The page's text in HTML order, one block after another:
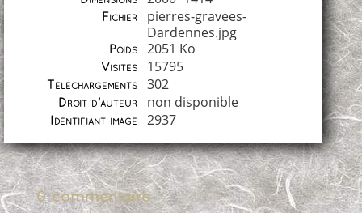
Fichier
pierres-gravees-
Dardennes.jpg
Poids 2051 Ko
Visites 15795
Téléchargements 302
Droit d'auteur non disponible
Identifiant image 2937
0 commentaire